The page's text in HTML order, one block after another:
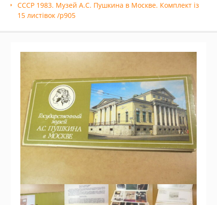
СССР 1983. Музей А.С. Пушкина в Москве. Комплект із
15 листівок /р905